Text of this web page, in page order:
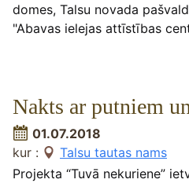
domes, Talsu novada
"Abavas ielejas attīstības
Nakts ar putniem
01.07.2018
kur :
Talsu tautas nams
Projekta “Tuvā nekuriene”